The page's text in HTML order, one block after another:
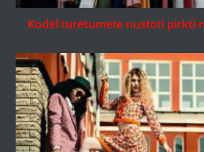
Kodėl turėtumėte nustoti pirkti